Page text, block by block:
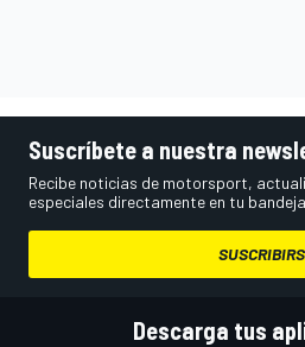
Suscríbete a nuestra
Recibe noticias de motorsport,
especiales directamente en tu
Descarga tus